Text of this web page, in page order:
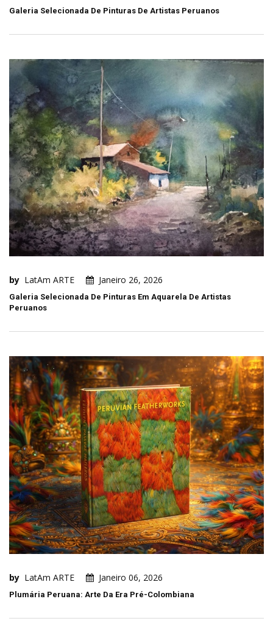
Galeria Selecionada De Pinturas De Artistas Peruanos
by LatAm ARTE Janeiro 26, 2026
Galeria Selecionada De Pinturas Em Aquarela De Artistas
Peruanos
by LatAm ARTE Janeiro 06, 2026
Plumária Peruana: Arte Da Era Pré-Colombiana